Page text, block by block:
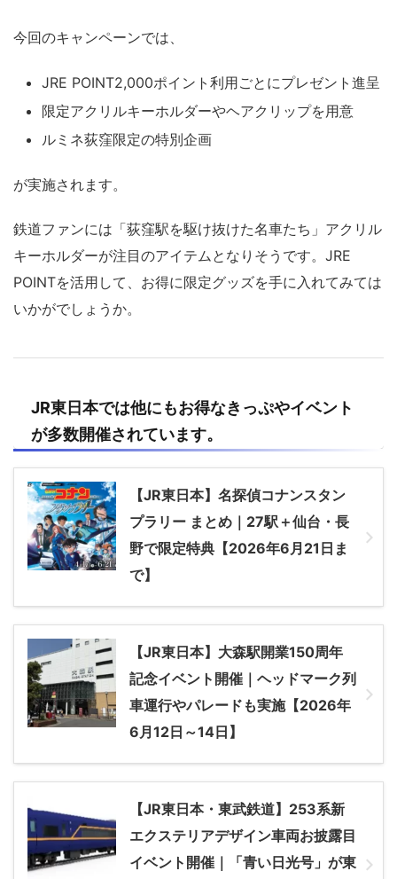
今回のキャンペーンでは、
JRE POINT2,000ポイント利用ごとにプレゼント進呈
限定アクリルキーホルダーやヘアクリップを用意
ルミネ荻窪限定の特別企画
が実施されます。
鉄道ファンには「荻窪駅を駆け抜けた名車たち」アクリル
キーホルダーが注目のアイテムとなりそうです。JRE
POINTを活用して、お得に限定グッズを手に入れてみては
いかがでしょうか。
JR東日本では他にもお得なきっぷやイベント
が多数開催されています。
【JR東日本】名探偵コナンスタン
プラリー まとめ｜27駅＋仙台・長
野で限定特典【2026年6月21日ま
で】
【JR東日本】大森駅開業150周年
記念イベント開催｜ヘッドマーク列
車運行やパレードも実施【2026年
6月12日～14日】
【JR東日本・東武鉄道】253系新
エクステリアデザイン車両お披露目
イベント開催｜「青い日光号」が東